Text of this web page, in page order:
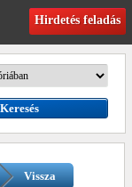
Hirdetés feladás
Vissza